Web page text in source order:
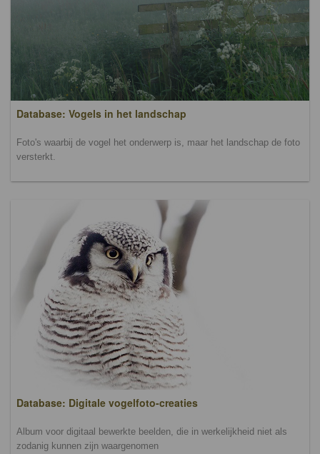
Database: Vogels in het landschap
Foto's waarbij de vogel het onderwerp is, maar het landschap de foto
versterkt.
Database: Digitale vogelfoto-creaties
Album voor digitaal bewerkte beelden, die in werkelijkheid niet als
zodanig kunnen zijn waargenomen